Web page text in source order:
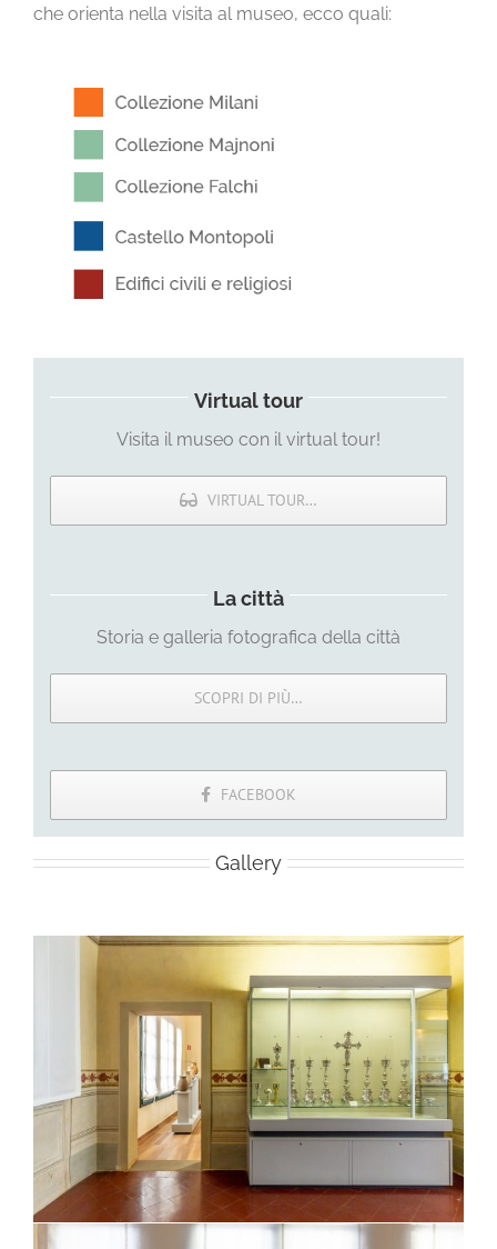
che orienta nella visita al museo, ecco quali:
Virtual tour
Visita il museo con il virtual tour!
VIRTUAL TOUR…
La città
Storia e galleria fotografica della città
SCOPRI DI PIÙ…
FACEBOOK
Gallery